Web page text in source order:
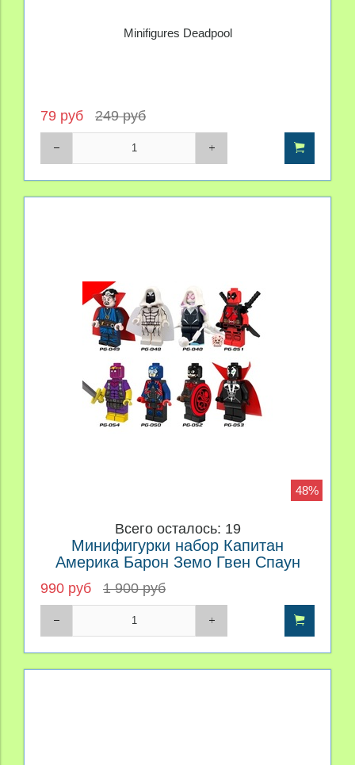
Minifigures Deadpool
79 руб 249 руб
48%
Всего осталось: 19
Минифигурки набор Капитан
Америка Барон Земо Гвен Спаун
Доктор Стрэндж Дэдпул Атом
Лунный Рыцарь серия 460
990 руб 1 900 руб